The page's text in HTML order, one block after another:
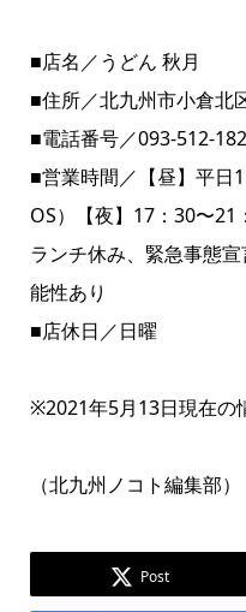
■店名／うどん 秋月
■住所／北九州市小倉北
■電話番号／093-512-
■営業時間／【昼】平日
OS）【夜】17：30〜
ランチ休み、緊急事態
能性あり
■店休日／日曜
※2021年5月13日現在の
（北九州ノコト編集部）
Post